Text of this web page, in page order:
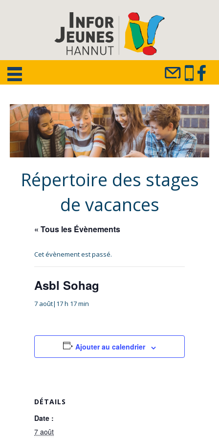
Répertoire des stages
de vacances
« Tous les Évènements
Cet évènement est passé.
Asbl Sohag
7 août|17 h 17 min
Ajouter au calendrier
DÉTAILS
Date :
7 août